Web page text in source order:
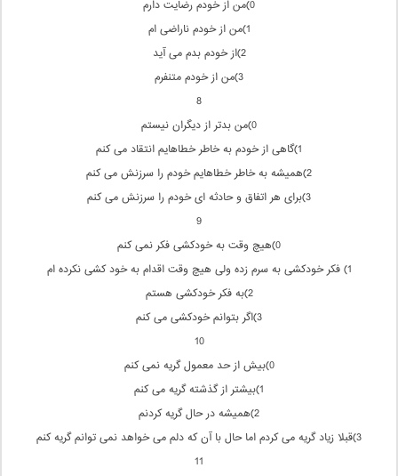
0)من از خودم رضایت دارم
1)من از خودم ناراضی ام
2)از خودم بدم می آید
3)من از خودم متنفرم
8
0)من بدتر از دیگران نیستم
1)گاهی از خودم به خاطر خطاهایم انتقاد می كنم
2)همیشه به خاطر خطاهایم خودم را سرزنش می كنم
3)برای هر اتفاق و حادثه ای خودم را سرزنش می كنم
9
0)هیچ وقت به خودكشی فكر نمی كنم
1) فكر خودكشی به سرم زده ولی هیچ وقت اقدام به خود كشی نكرده ام
2)به فكر خودكشی هستم
3)اگر بتوانم خودكشی می كنم
10
0)بیش از حد معمول گریه نمی كنم
1)بیشتر از گذشته گریه می كنم
2)همیشه در حال گریه كردنم
3)قبلا زیاد گریه می كردم اما حال با آن كه دلم می خواهد نمی توانم گریه كنم
11